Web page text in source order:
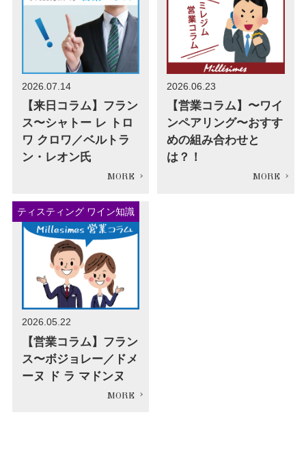
2026.07.14
【来日コラム】フラン
ス〜シャトー レ トロ
ワ クロワ／ベルトラ
ン・レオン氏
2026.06.23
【営業コラム】〜ワイ
ンペアリング〜おすす
めの組み合わせと
は？！
ティスティング ワイン知識
2026.05.22
【営業コラム】フラン
ス〜ボジョレー／ドメ
ーヌ ド ラ マドンヌ